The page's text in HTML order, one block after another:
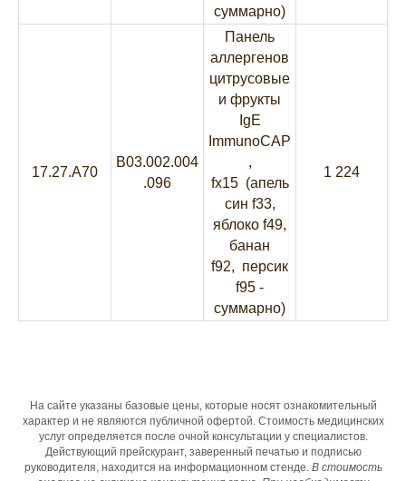
суммарно)
17.27.A70
B03.002.004
.096
Панель
аллергенов
цитрусовые
и фрукты
IgE
ImmunoCAP
,
fx15 (апель
син f33,
яблоко f49,
банан
f92, персик
f95 -
суммарно)
1 224
На сайте указаны базовые цены, которые носят ознакомительный
характер и не являются публичной офертой. Стоимость медицинских
услуг определяется после очной консультации у специалистов.
Действующий прейскурант, заверенный печатью и подписью
руководителя, находится на информационном стенде. В стоимость